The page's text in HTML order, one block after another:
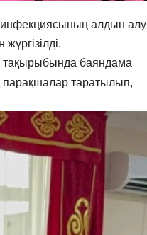
инфекциясының алдын алу
баяндама
таратылып,